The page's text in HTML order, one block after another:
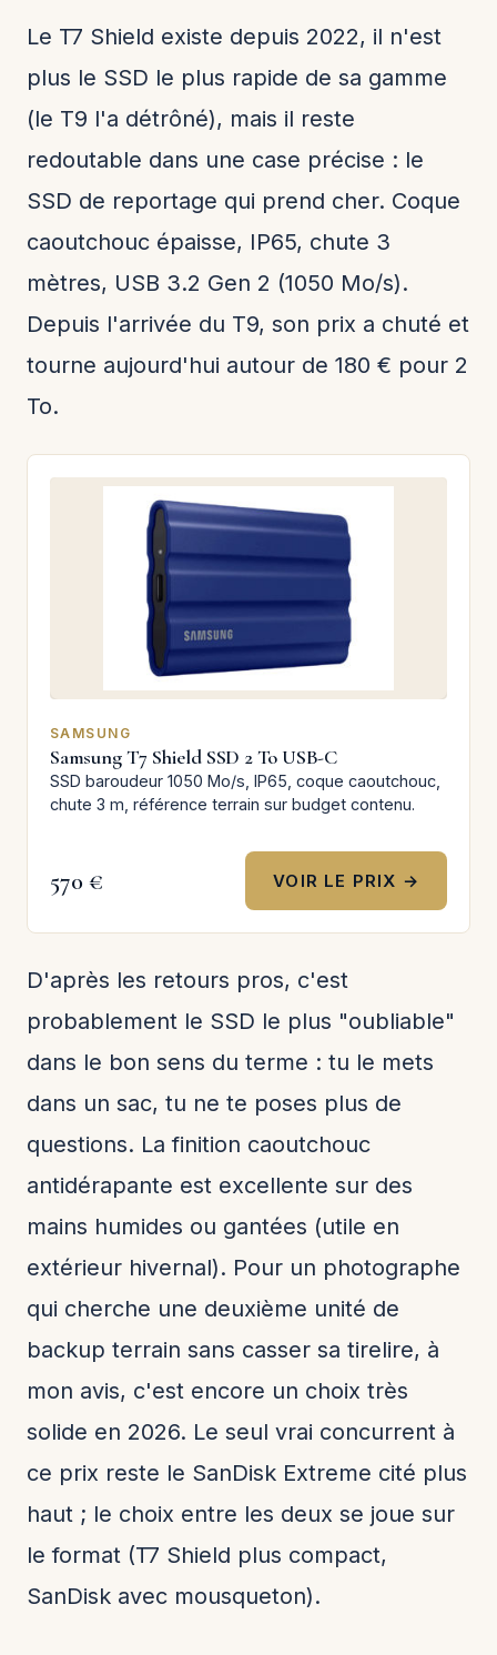
Le T7 Shield existe depuis 2022, il n'est
plus le SSD le plus rapide de sa gamme
(le T9 l'a détrôné), mais il reste
redoutable dans une case précise : le
SSD de reportage qui prend cher. Coque
caoutchouc épaisse, IP65, chute 3
mètres, USB 3.2 Gen 2 (1050 Mo/s).
Depuis l'arrivée du T9, son prix a chuté et
tourne aujourd'hui autour de 180 € pour 2
To.
SAMSUNG
Samsung T7 Shield SSD 2 To USB-C
SSD baroudeur 1050 Mo/s, IP65, coque caoutchouc,
chute 3 m, référence terrain sur budget contenu.
570 € VOIR LE PRIX →
D'après les retours pros, c'est
probablement le SSD le plus "oubliable"
dans le bon sens du terme : tu le mets
dans un sac, tu ne te poses plus de
questions. La finition caoutchouc
antidérapante est excellente sur des
mains humides ou gantées (utile en
extérieur hivernal). Pour un photographe
qui cherche une deuxième unité de
backup terrain sans casser sa tirelire, à
mon avis, c'est encore un choix très
solide en 2026. Le seul vrai concurrent à
ce prix reste le SanDisk Extreme cité plus
haut ; le choix entre les deux se joue sur
le format (T7 Shield plus compact,
SanDisk avec mousqueton).